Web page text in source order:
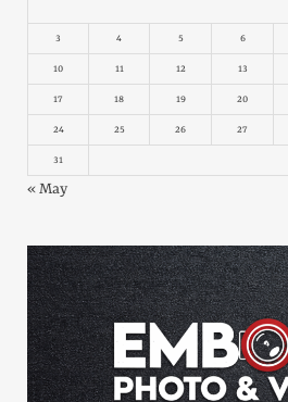
3 4 5 6
10 11 12 13
17 18 19 20
24 25 26 27
31
« May